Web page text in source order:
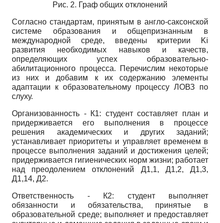
Рис. 2. Граф общих отклонений
Согласно стандартам, принятым в англо-саксонской
системе образования и общепризнанным в
международной среде, введены критерии
Ki
развития необходимых навыков и качеств,
определяющих успех образовательно-
абилитационного процесса. Перечислим некоторые
из них и добавим к их содержанию элементы
адаптации к образовательному процессу ЛОВЗ по
слуху.
Организованность - К1: студент составляет план и
придерживается его выполнения в процессе
решения академических и других заданий;
устанавливает приоритеты и управляет временем в
процессе выполнения заданий и достижения целей;
придерживается гигиенических норм жизни; работает
над преодолением отклонений Д1,1, Д1,2, Д1,3,
Д1,14, Д2.
Ответственность - К2: студент выполняет
обязанности и обязательства, принятые в
образовательной среде; выполняет и предоставляет